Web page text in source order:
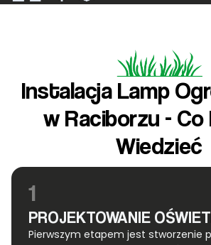
Instalacja Lamp
w Raciborzu - Co
Wiedzieć
1
PROJEKTOWANIE
Pierwszym etapem jest stworzenie